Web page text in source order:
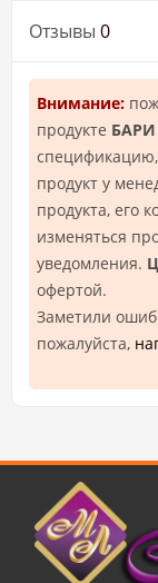
Отзывы 0
Внимание:
продукте БАРИ
продукт у
продукта, его
изменяться
уведомления.
офертой.
Заметили
пожалуйста,